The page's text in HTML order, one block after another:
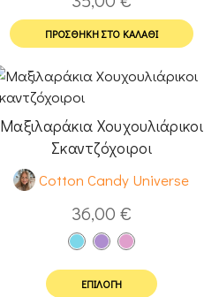
ΠΡΟΣΘΉΚΗ ΣΤΟ ΚΑΛΆΘΙ
Μαξιλαράκια Χουχουλιάρικοι
Σκαντζόχοιροι
Cotton Candy Universe
36,00 €
ΕΠΙΛΟΓΉ